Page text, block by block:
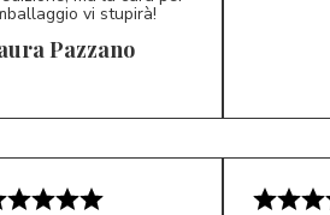
5/5
vi stupirà!
Pazzano